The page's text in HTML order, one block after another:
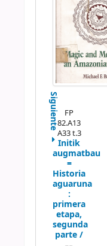
Siguiente FP
82.A13
A33 t.3
Initik
augmatbau
=
Historia
aguaruna
:
primera
etapa,
segunda
parte /